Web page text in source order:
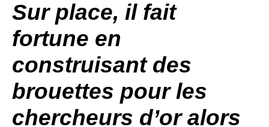
Sur place, il fait
fortune en
construisant des
brouettes pour les
chercheurs d’or alors